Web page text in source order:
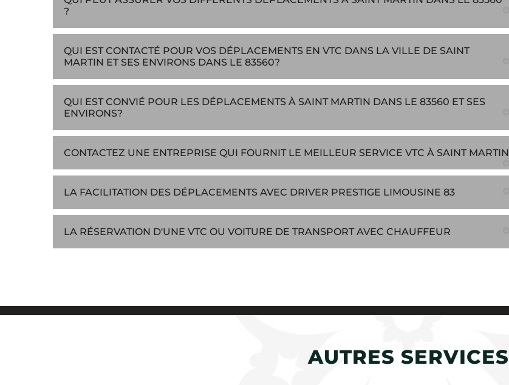
?
QUI EST CONTACTÉ POUR VOS DÉPLACEMENTS EN VTC DANS LA VILLE DE SAINT
MARTIN ET SES ENVIRONS DANS LE 83560?
QUI EST CONVIÉ POUR LES DÉPLACEMENTS À SAINT MARTIN DANS LE 83560 ET SES
ENVIRONS?
CONTACTEZ UNE ENTREPRISE QUI FOURNIT LE MEILLEUR SERVICE VTC À SAINT MARTIN
LA FACILITATION DES DÉPLACEMENTS AVEC DRIVER PRESTIGE LIMOUSINE 83
LA RÉSERVATION D'UNE VTC OU VOITURE DE TRANSPORT AVEC CHAUFFEUR
AUTRES SERVICES